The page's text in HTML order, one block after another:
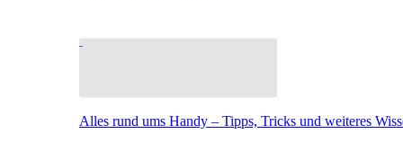
Alles rund ums Handy – Tipps, Tricks und weiteres